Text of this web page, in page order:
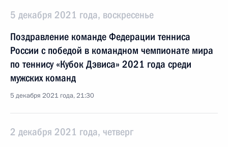
5 декабря 2021 года, воскресенье
Поздравление команде Федерации тенниса
России с победой в командном чемпионате мира
по теннису «Кубок Дэвиса» 2021 года среди
мужских команд
5 декабря 2021 года, 21:30
2 декабря 2021 года, четверг